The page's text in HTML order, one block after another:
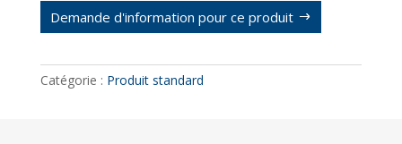
Demande d'information pour ce produit
Catégorie : Produit standard